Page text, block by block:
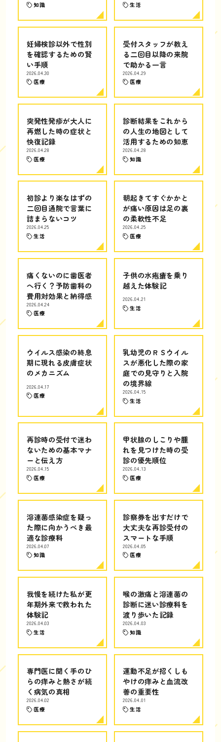
知識 生活
妊婦検診以外で性別
を確認するための賢
い手順
2026.04.30
医療
受付スタッフが教え
る二回目以降の来院
で助かる一言
2026.04.29
医療
突発性発疹が大人に
再燃した時の症状と
快復記録
2026.04.28
医療
診断結果をこれから
の人生の地図として
活用するための知恵
2026.04.28
知識
初診より楽なはずの
二回目通院で言葉に
詰まらないコツ
2026.04.25
生活
朝起きてすぐかかと
が痛い原因は足の裏
の柔軟性不足
2026.04.25
医療
痛くないのに歯医者
へ行く？予防歯科の
費用対効果と納得感
2026.04.24
医療
子供の水疱瘡を乗り
越えた体験記
2026.04.21
生活
ウイルス感染の終息
期に現れる皮膚症状
のメカニズム
2026.04.17
医療
乳幼児のＲＳウイル
スが悪化した際の家
庭での見守りと入院
の境界線
2026.04.15
生活
再診時の受付で迷わ
ないための基本マナ
ーと伝え方
2026.04.15
医療
甲状腺のしこりや腫
れを見つけた時の受
診の優先順位
2026.04.13
医療
溶連菌感染症を疑っ
た際に向かうべき最
適な診療科
2026.04.07
知識
診察券を出すだけで
大丈夫な再診受付の
スマートな手順
2026.04.05
医療
我慢を続けた私が更
年期外来で救われた
体験記
2026.04.03
生活
喉の激痛と溶連菌の
診断に迷い診療科を
渡り歩いた記録
2026.04.03
知識
専門医に聞く手のひ
らの痒みと熱さが続
く病気の真相
2026.04.02
医療
運動不足が招くしも
やけの痒みと血流改
善の重要性
2026.04.01
生活